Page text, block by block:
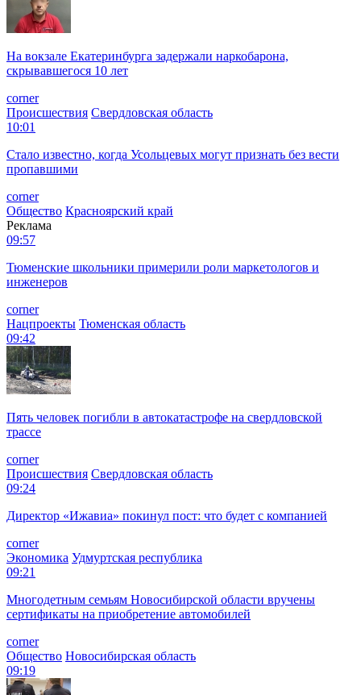
На вокзале Екатеринбурга задержали наркобарона,
скрывавшегося 10 лет
corner
Происшествия Свердловская область
10:01
Стало известно, когда Усольцевых могут признать без вести
пропавшими
corner
Общество Красноярский край
Реклама
09:57
Тюменские школьники примерили роли маркетологов и
инженеров
corner
Нацпроекты Тюменская область
09:42
Пять человек погибли в автокатастрофе на свердловской
трассе
corner
Происшествия Свердловская область
09:24
Директор «Ижавиа» покинул пост: что будет с компанией
corner
Экономика Удмуртская республика
09:21
Многодетным семьям Новосибирской области вручены
сертификаты на приобретение автомобилей
corner
Общество Новосибирская область
09:19